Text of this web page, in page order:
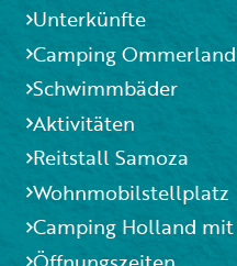
Unterkünfte
Camping
Schwimmbäder
Aktivitäten
Reitstall Samoza
Wohnmobilstellplatz
Camping Holland